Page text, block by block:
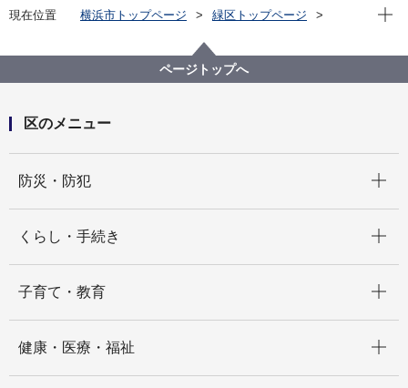
現在位置 横浜市トップページ
緑区トップページ
緑土木事務所
８．どうした！？「げん」くん。あわてるスタッフ
現在
ページトップへ
区のメニュー
防災・防犯
くらし・手続き
子育て・教育
健康・医療・福祉